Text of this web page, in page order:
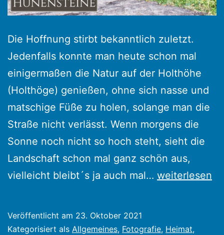
Die Hoffnung stirbt bekanntlich zuletzt.
Jedenfalls konnte man heute schon mal
einigermaßen die Natur auf der Holthöhe
(Holthöge) genießen, ohne sich nasse und
matschige Füße zu holen, solange man die
Straße nicht verlässt. Wenn morgens die
Sonne noch nicht so hoch steht, sieht die
Landschaft schon mal ganz schön aus,
vielleicht bleibt´s ja auch mal… Langsam
herbstlich
weiterlesen
Veröffentlicht am 23. Oktober 2021
Kategorisiert als Allgemeines, Fotografie, Heimat,